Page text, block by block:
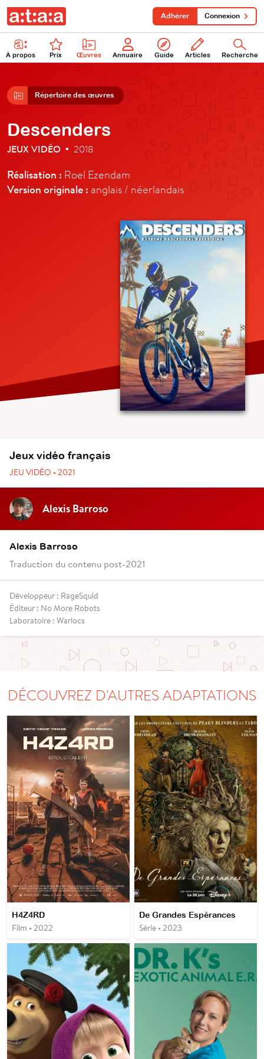
À propos Prix Œuvres Annuaire Guide Articles Recherche
Adhérer Connexion
Répertoire des œuvres
Descenders
JEUX VIDÉO • 2018
Réalisation : Roel Ezendam
Version originale : anglais / néerlandais
Jeux vidéo français
JEU VIDÉO • 2021
Alexis Barroso
Alexis Barroso
Traduction du contenu post-2021
Développeur : RageSquid
Éditeur : No More Robots
Laboratoire : Warlocs
DÉCOUVREZ D'AUTRES ADAPTATIONS
H4Z4RD
Film • 2022
De Grandes Espérances
Série • 2023